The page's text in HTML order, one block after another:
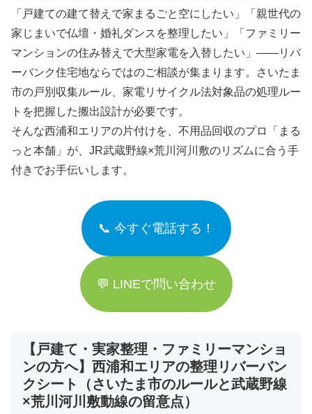
「戸建ての建て替えで家まるごと空にしたい」「親世代の
家じまいで仏壇・婚礼ダンスを整理したい」「ファミリー
マンションの住み替えで大型家電を入替したい」――リバ
ーバンク住宅地ならではのご相談が集まります。さいたま
市の戸別収集ルール、家電リサイクル法対象品の処理ルー
トを把握した搬出設計が必要です。
そんな西浦和エリアの片付けを、不用品回収のプロ「まる
っと本舗」が、JR武蔵野線×荒川河川敷のリズムに合う手
付きでお手伝いします。
📞 今すぐ電話する！
💬 LINEで問い合わせ
【戸建て・実家整理・ファミリーマンショ
ンの方へ】西浦和エリアの整理リバーバン
クシート（さいたま市のルールと武蔵野線
×荒川河川敷動線の留意点）